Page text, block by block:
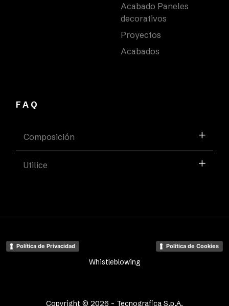
Acabado Paneles
decorativos
Proyectos
Acabados
FAQ
Composición
Utilice
Copyright © 2026 - Tecnografica S.p.A.
Política de Privacidad Política de Cookies
Whistleblowing